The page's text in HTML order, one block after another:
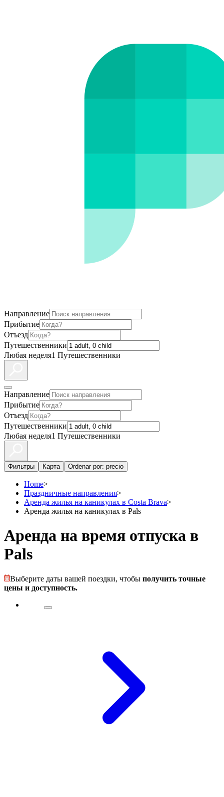
Направление
Прибытие
Отъезд
Путешественники
Любая неделя1 Путешественники
Направление
Прибытие
Отъезд
Путешественники
Любая неделя1 Путешественники
Фильтры Карта Ordenar por: precio
Home>
Праздничные направления>
Аренда жилья на каникулах в Costa Brava>
Аренда жилья на каникулах в Pals
Аренда на время отпуска в
Pals
Выберите даты вашей поездки, чтобы получить точные
цены и доступность.